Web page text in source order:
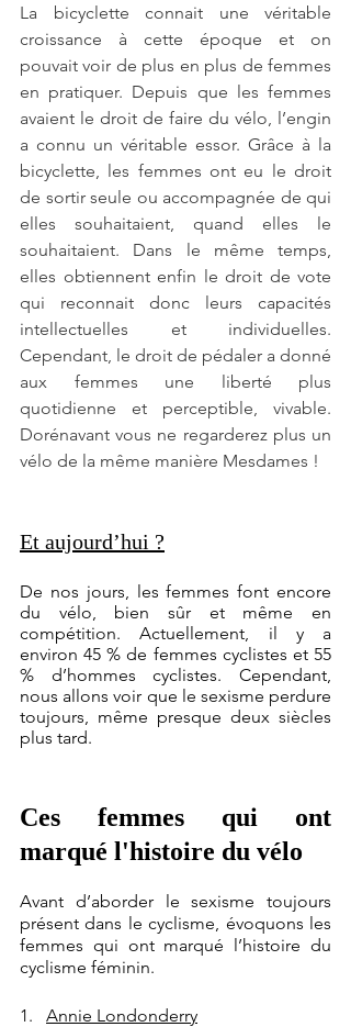
La bicyclette connait une véritable
croissance à cette époque et on
pouvait voir de plus en plus de femmes
en pratiquer. Depuis que les femmes
avaient le droit de faire du vélo, l’engin
a connu un véritable essor. Grâce à la
bicyclette, les femmes ont eu le droit
de sortir seule ou accompagnée de qui
elles souhaitaient, quand elles le
souhaitaient. Dans le même temps,
elles obtiennent enfin le droit de vote
qui reconnait donc leurs capacités
intellectuelles et individuelles.
Cependant, le droit de pédaler a donné
aux femmes une liberté plus
quotidienne et perceptible, vivable.
Dorénavant vous ne regarderez plus un
vélo de la même manière Mesdames !
Et aujourd’hui ?
De nos jours, les femmes font encore
du vélo, bien sûr et même en
compétition. Actuellement, il y a
environ 45 % de femmes cyclistes et 55
% d’hommes cyclistes. Cependant,
nous allons voir que le sexisme perdure
toujours, même presque deux siècles
plus tard.
Ces femmes qui ont
marqué l'histoire du vélo
Avant d’aborder le sexisme toujours
présent dans le cyclisme, évoquons les
femmes qui ont marqué l’histoire du
cyclisme féminin.
1. Annie Londonderry